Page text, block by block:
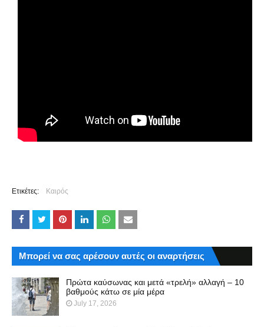
Ετικέτες: Καιρός
Μπορεί να σας αρέσουν αυτές οι αναρτήσεις
Πρώτα καύσωνας και μετά «τρελή» αλλαγή – 10
βαθμούς κάτω σε μία μέρα
July 17, 2026